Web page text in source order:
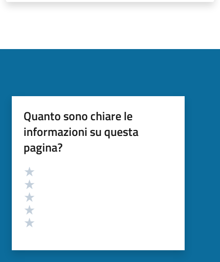
Quanto sono chiare le
informazioni su questa
pagina?
Valutazione